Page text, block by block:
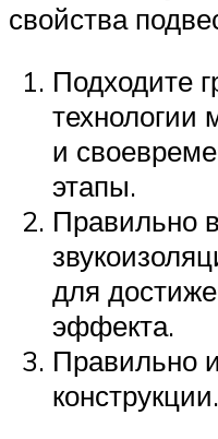
свойства
Подходите
технологии
и
этапы.
Правильно
для
эффекта.
Правильно
конструкции.